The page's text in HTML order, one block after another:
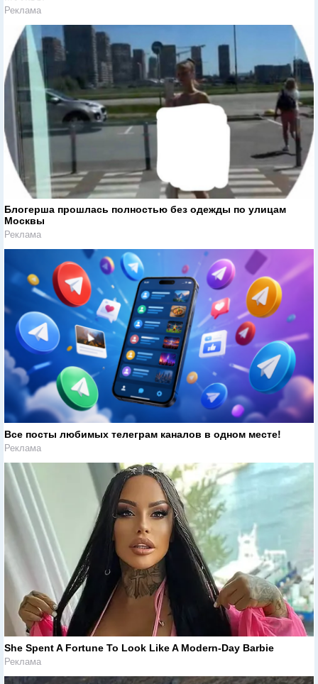
Реклама
Блогерша прошлась полностью без одежды по улицам
Москвы
Реклама
Все посты любимых телеграм каналов в одном месте!
Реклама
She Spent A Fortune To Look Like A Modern-Day Barbie
Реклама